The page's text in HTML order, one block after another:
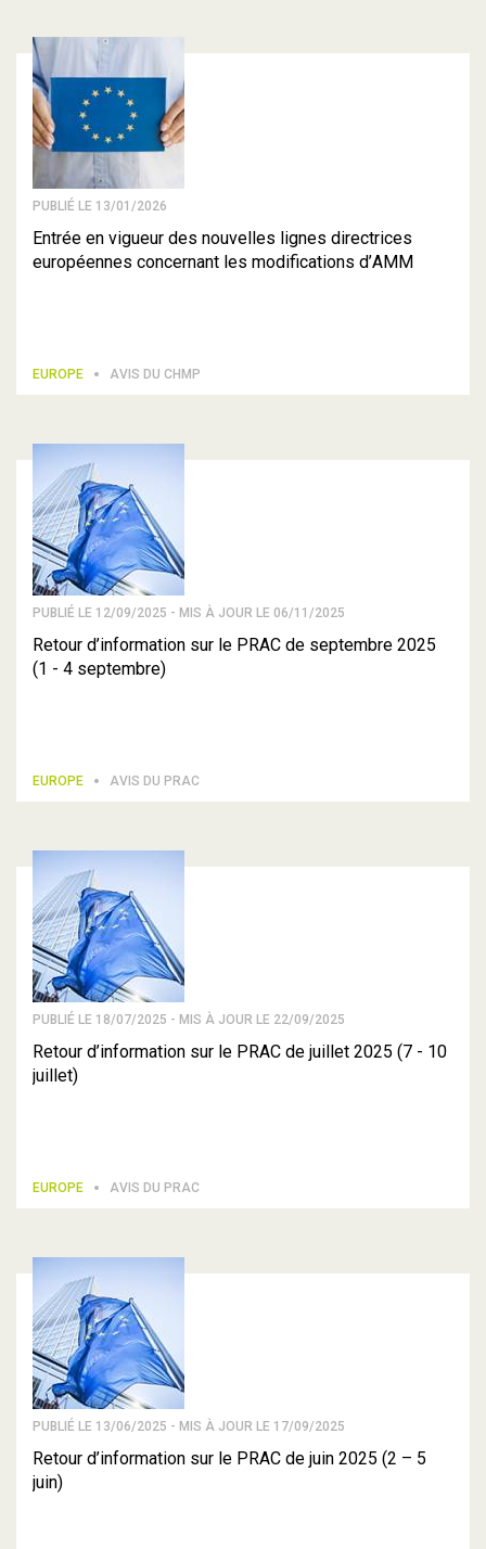
PUBLIÉ LE 13/01/2026
Entrée en vigueur des nouvelles lignes directrices
européennes concernant les modifications d’AMM
EUROPE AVIS DU CHMP
PUBLIÉ LE 12/09/2025 - MIS À JOUR LE 06/11/2025
Retour d’information sur le PRAC de septembre 2025
(1 - 4 septembre)
EUROPE AVIS DU PRAC
PUBLIÉ LE 18/07/2025 - MIS À JOUR LE 22/09/2025
Retour d’information sur le PRAC de juillet 2025 (7 - 10
juillet)
EUROPE AVIS DU PRAC
PUBLIÉ LE 13/06/2025 - MIS À JOUR LE 17/09/2025
Retour d’information sur le PRAC de juin 2025 (2 – 5
juin)